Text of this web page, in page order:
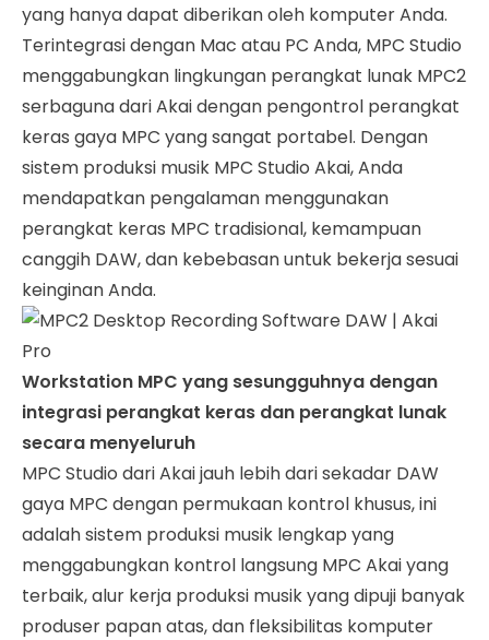
yang hanya dapat diberikan oleh komputer Anda.
Terintegrasi dengan Mac atau PC Anda, MPC Studio
menggabungkan lingkungan perangkat lunak MPC2
serbaguna dari Akai dengan pengontrol perangkat
keras gaya MPC yang sangat portabel. Dengan
sistem produksi musik MPC Studio Akai, Anda
mendapatkan pengalaman menggunakan
perangkat keras MPC tradisional, kemampuan
canggih DAW, dan kebebasan untuk bekerja sesuai
keinginan Anda.
Workstation MPC yang sesungguhnya dengan
integrasi perangkat keras dan perangkat lunak
secara menyeluruh
MPC Studio dari Akai jauh lebih dari sekadar DAW
gaya MPC dengan permukaan kontrol khusus, ini
adalah sistem produksi musik lengkap yang
menggabungkan kontrol langsung MPC Akai yang
terbaik, alur kerja produksi musik yang dipuji banyak
produser papan atas, dan fleksibilitas komputer